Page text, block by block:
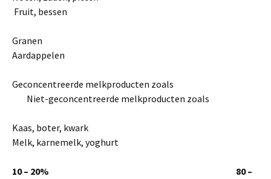
Fruit, bessen
Granen
Aardappelen
Geconcentreerde melkproducten zoals
Niet-geconcentreerde melkproducten zoals
Kaas, boter, kwark
Melk, karnemelk, yoghurt
10 – 20% 80 –